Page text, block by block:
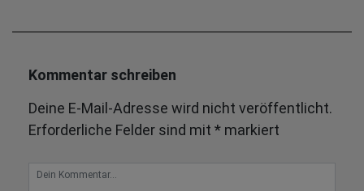
Kommentar schreiben
Deine E-Mail-Adresse wird nicht veröffentlicht.
Erforderliche Felder sind mit * markiert